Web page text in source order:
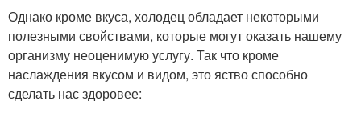
Однако кроме вкуса, холодец обладает некоторыми
полезными свойствами, которые могут оказать нашему
организму неоценимую услугу. Так что кроме
наслаждения вкусом и видом, это яство способно
сделать нас здоровее: